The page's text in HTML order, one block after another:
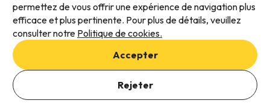
Ajouter des dates pour vérifier la disponibilité
Sélectionnez les dates de réservation
Conditions générales d'utilisation
Protection des données
Politique en matière de cookies
permettez de vous offrir une expérience de navigation plus
efficace et plus pertinente. Pour plus de détails, veuillez
consulter notre Politique de cookies.
Accepter
Rejeter